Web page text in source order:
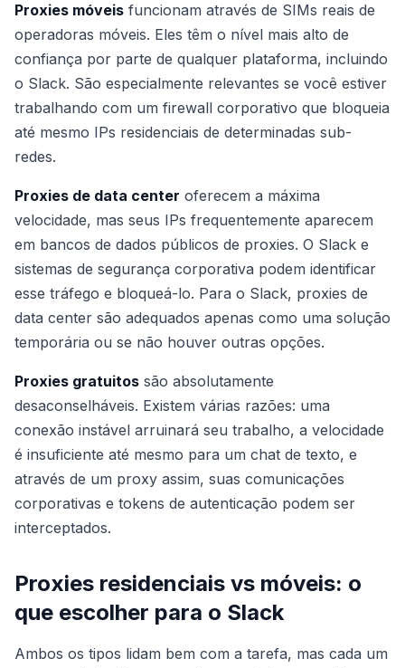
Proxies móveis funcionam através de SIMs reais de
operadoras móveis. Eles têm o nível mais alto de
confiança por parte de qualquer plataforma, incluindo
o Slack. São especialmente relevantes se você estiver
trabalhando com um firewall corporativo que bloqueia
até mesmo IPs residenciais de determinadas sub-
redes.
Proxies de data center oferecem a máxima
velocidade, mas seus IPs frequentemente aparecem
em bancos de dados públicos de proxies. O Slack e
sistemas de segurança corporativa podem identificar
esse tráfego e bloqueá-lo. Para o Slack, proxies de
data center são adequados apenas como uma solução
temporária ou se não houver outras opções.
Proxies gratuitos são absolutamente
desaconselháveis. Existem várias razões: uma
conexão instável arruinará seu trabalho, a velocidade
é insuficiente até mesmo para um chat de texto, e
através de um proxy assim, suas comunicações
corporativas e tokens de autenticação podem ser
interceptados.
Proxies residenciais vs móveis: o
que escolher para o Slack
Ambos os tipos lidam bem com a tarefa, mas cada um